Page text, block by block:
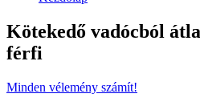
Kötekedő vadócból
férfi
Minden vélemény számít!